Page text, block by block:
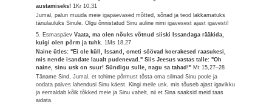
austamiseks!1Kr 10,31
Jumal, palun muuda meie igapäevased mõtted, sõnad ja teod lakkamatuks
tänulauluks Sinule. Olgu õnnistatud Sinu auline nimi igavesest ajast igavesti!
5. EsmaspäevVaata, ma olen nõuks võtnud siiski Issandaga rääkida,
kuigi olen põrm ja tuhk.1Ms 18,27
Naine ütles: "Ei ole küll, Issand, ometi söövad koerakesed raasukesi,
mis nende isandate laualt pudenevad." Siis Jeesus vastas talle: "Oh
naine, sinu usk on suur! Sündigu sulle, nagu sa tahad!" Mt 15,27–28
Täname Sind, Jumal, et tohime põrmust tõsta oma silmad Sinu poole ja
oodata palves lahendusi Sinu käest. Kingi meile usk, mis tõuseb ajast igavikku
ja eemaldab kõik tõkked meie ja Sinu vahelt, nii et Sina saaksid meid taas
aidata.